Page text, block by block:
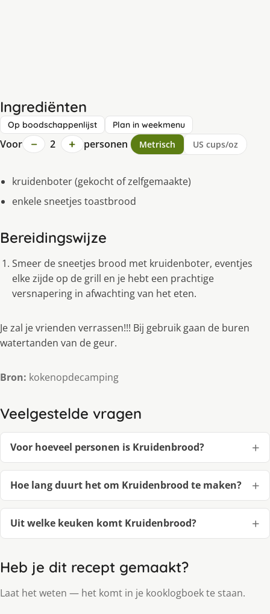
Ingrediënten
Op boodschappenlijst Plan in weekmenu
Voor − 2 + personen Metrisch US cups/oz
kruidenboter (gekocht of zelfgemaakte)
enkele sneetjes toastbrood
Bereidingswijze
Smeer de sneetjes brood met kruidenboter, eventjes
elke zijde op de grill en je hebt een prachtige
versnapering in afwachting van het eten.
Je zal je vrienden verrassen!!! Bij gebruik gaan de buren
watertanden van de geur.
Bron: kokenopdecamping
Veelgestelde vragen
Voor hoeveel personen is Kruidenbrood?
Hoe lang duurt het om Kruidenbrood te maken?
Uit welke keuken komt Kruidenbrood?
Heb je dit recept gemaakt?
Laat het weten — het komt in je kooklogboek te staan.